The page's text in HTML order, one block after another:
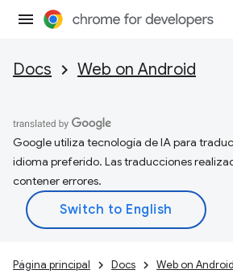
Docs Web on Android
Google utiliza tecnología de IA para
idioma preferido. Las traducciones
contener errores.
Página principal Docs
Web on Android